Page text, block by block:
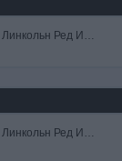
Линкольн Ред Импс
Линкольн Ред Импс